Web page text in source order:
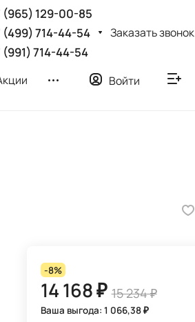
(965) 129-00-85
(499) 714-44-54
(991) 714-44-54
Заказать звонок
Войти
-8%
14 168 ₽ 15 234 ₽
Ваша выгода: 1 066,38 ₽